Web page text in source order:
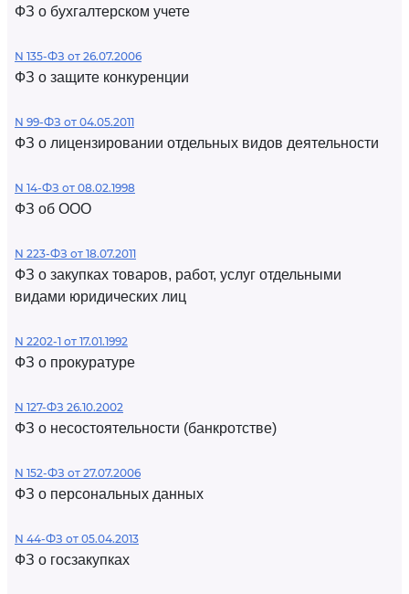
ФЗ о бухгалтерском учете
N 135-ФЗ от 26.07.2006
ФЗ о защите конкуренции
N 99-ФЗ от 04.05.2011
ФЗ о лицензировании отдельных видов деятельности
N 14-ФЗ от 08.02.1998
ФЗ об ООО
N 223-ФЗ от 18.07.2011
ФЗ о закупках товаров, работ, услуг отдельными
видами юридических лиц
N 2202-1 от 17.01.1992
ФЗ о прокуратуре
N 127-ФЗ 26.10.2002
ФЗ о несостоятельности (банкротстве)
N 152-ФЗ от 27.07.2006
ФЗ о персональных данных
N 44-ФЗ от 05.04.2013
ФЗ о госзакупках